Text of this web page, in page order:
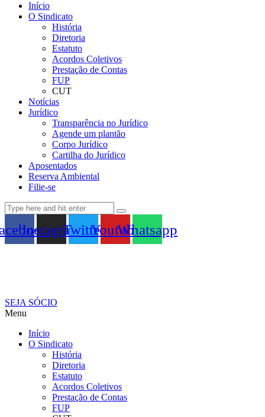
Início
O Sindicato
História
Diretoria
Estatuto
Acordos Coletivos
Prestação de Contas
FUP
CUT
Notícias
Jurídico
Transparência no Jurídico
Agende um plantão
Corpo Jurídico
Cartilha do Jurídico
Aposentados
Reserva Ambiental
Filie-se
InstagramTwitterYoutubeWhatsapp
SEJA SÓCIO
Menu
Início
O Sindicato
História
Diretoria
Estatuto
Acordos Coletivos
Prestação de Contas
FUP